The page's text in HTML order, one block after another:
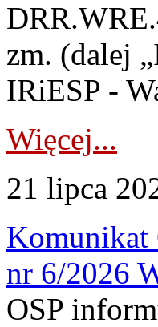
zm. (dalej
IRiESP -
Więcej...
21 lipca
Komunikat
nr 6/2026
OSP